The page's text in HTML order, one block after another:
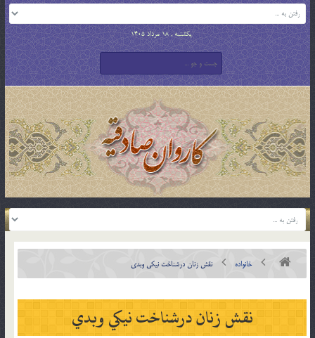
یکشنبه , 18 مرداد 1405
خانواده نقش زنان درشناخت نيکي وبدي
نقش زنان درشناخت نيکي وبدي